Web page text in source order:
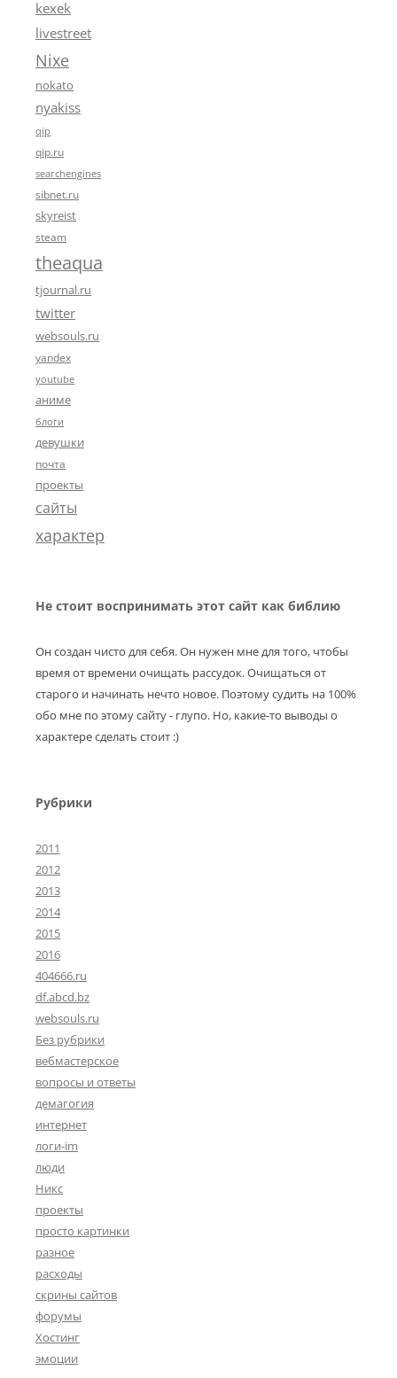
kexek
livestreet
Nixe
nokato
nyakiss
qip
qip.ru
searchengines
sibnet.ru
skyreist
steam
theaqua
tjournal.ru
twitter
websouls.ru
yandex
youtube
аниме
блоги
девушки
почта
проекты
сайты
характер
Не стоит воспринимать этот сайт как библию
Он создан чисто для себя. Он нужен мне для того, чтобы
время от времени очищать рассудок. Очищаться от
старого и начинать нечто новое. Поэтому судить на 100%
обо мне по этому сайту - глупо. Но, какие-то выводы о
характере сделать стоит :)
Рубрики
2011
2012
2013
2014
2015
2016
404666.ru
df.abcd.bz
websouls.ru
Без рубрики
вебмастерское
вопросы и ответы
демагогия
интернет
логи-im
люди
Никс
проекты
просто картинки
разное
расходы
скрины сайтов
форумы
Хостинг
эмоции